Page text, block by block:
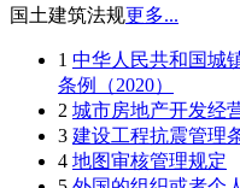
国土建筑法规更多...
1 中华人民共和国城
条例（2020）
2 城市房地产开发经
3 建设工程抗震管理
4 地图审核管理规定